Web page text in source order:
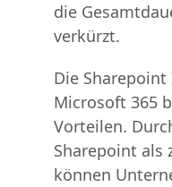
die
verkürzt.
Die
Microsoft 365
Vorteilen.
Sharepoint als
können